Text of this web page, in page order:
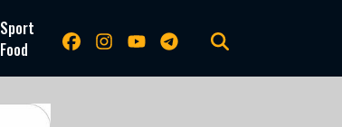
Sport
Food